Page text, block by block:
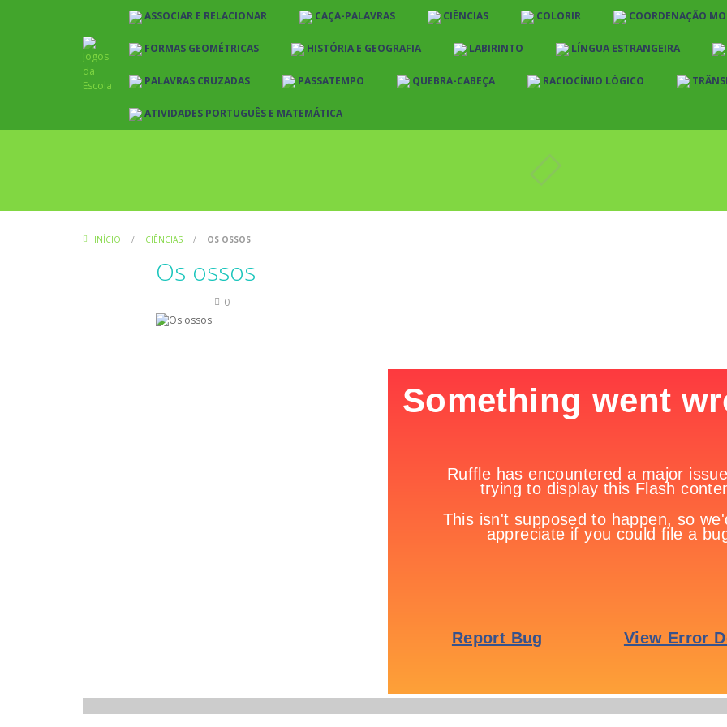
ASSOCIAR E RELACIONAR CAÇA-PALAVRAS CIÊNCIAS COLORIR COORDENAÇÃO
FORMAS GEOMÉTRICAS HISTÓRIA E GEOGRAFIA LABIRINTO LÍNGUA ESTRANGEIRA
PALAVRAS CRUZADAS PASSATEMPO QUEBRA-CABEÇA RACIOCÍNIO LÓGICO
ATIVIDADES PORTUGUÊS E MATEMÁTICA
INÍCIO / CIÊNCIAS / OS OSSOS
Os ossos
0